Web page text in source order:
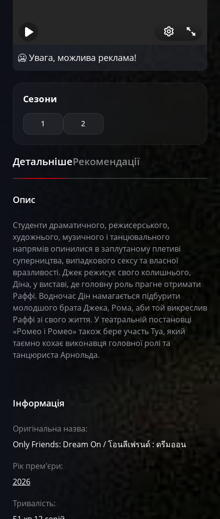
🥶 Увага, можлива реклама!
Сезони
1 2
ДетальнішеРекомендації
Опис
Студенти драматичного, режисерського,
художнього, музичного і танцювального
напрямів опинилися в заплутаному плетиві
суперництва, випадкового сексу та власної
вразливості. Джек режисує свого колишнього,
Діна, у виставі, де головну роль прагне отримати
Раффі. Водночас Дін намагається підбурити
молодшого брата Джека, Рома, аби той викреслив
Раффі зі свого життя. У театральній постановці
«Ромео і Ромео» також бере участь Туа, який
таємно кохає виконавця головної ролі та
танцюриста Арнольда.
Інформація
Оригінальна назва:
Only Friends: Dream On / โอนลีเฟรนด์ : ดรีมออน
Рік прем'єри:
2026
Тривалість: